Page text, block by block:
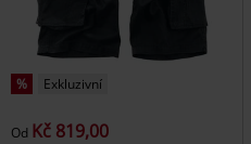
% Exkluzivní
Od Kč 819,00